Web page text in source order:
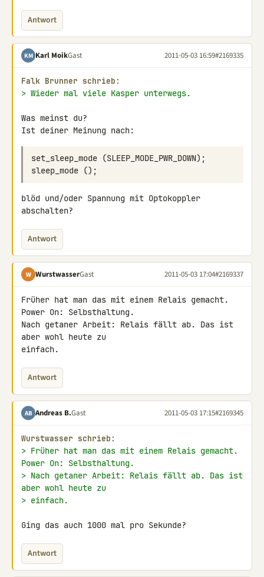
Antwort
KM Karl MoikGast 2011-05-03 16:59#2169335
Falk Brunner schrieb:
> Wieder mal viele Kasper unterwegs.
Was meinst du?
Ist deiner Meinung nach:
set_sleep_mode (SLEEP_MODE_PWR_DOWN);
sleep_mode ();
blöd und/oder Spannung mit Optokoppler
abschalten?
Antwort
W WurstwasserGast 2011-05-03 17:04#2169337
Früher hat man das mit einem Relais gemacht.
Power On: Selbsthaltung.
Nach getaner Arbeit: Relais fällt ab. Das ist
aber wohl heute zu
einfach.
Antwort
AB Andreas B.Gast 2011-05-03 17:15#2169345
Wurstwasser schrieb:
> Früher hat man das mit einem Relais gemacht.
Power On: Selbsthaltung.
> Nach getaner Arbeit: Relais fällt ab. Das ist
aber wohl heute zu
> einfach.
Ging das auch 1000 mal pro Sekunde?
Antwort